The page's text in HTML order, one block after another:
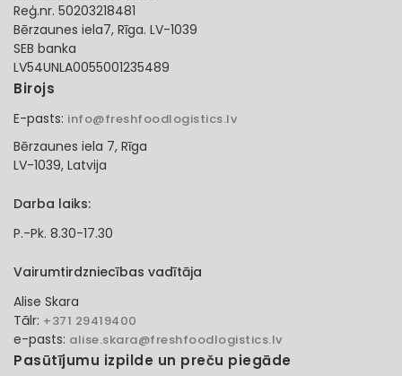
Reģ.nr. 50203218481
Bērzaunes iela7, Rīga. LV-1039
SEB banka
LV54UNLA0055001235489
Birojs
E-pasts: info@freshfoodlogistics.lv
Bērzaunes iela 7, Rīga
LV-1039, Latvija
Darba laiks:
P.-Pk. 8.30-17.30
Vairumtirdzniecības vadītāja
Alise Skara
Tālr: +371 29419400
e-pasts: alise.skara@freshfoodlogistics.lv
Pasūtījumu izpilde un preču piegāde